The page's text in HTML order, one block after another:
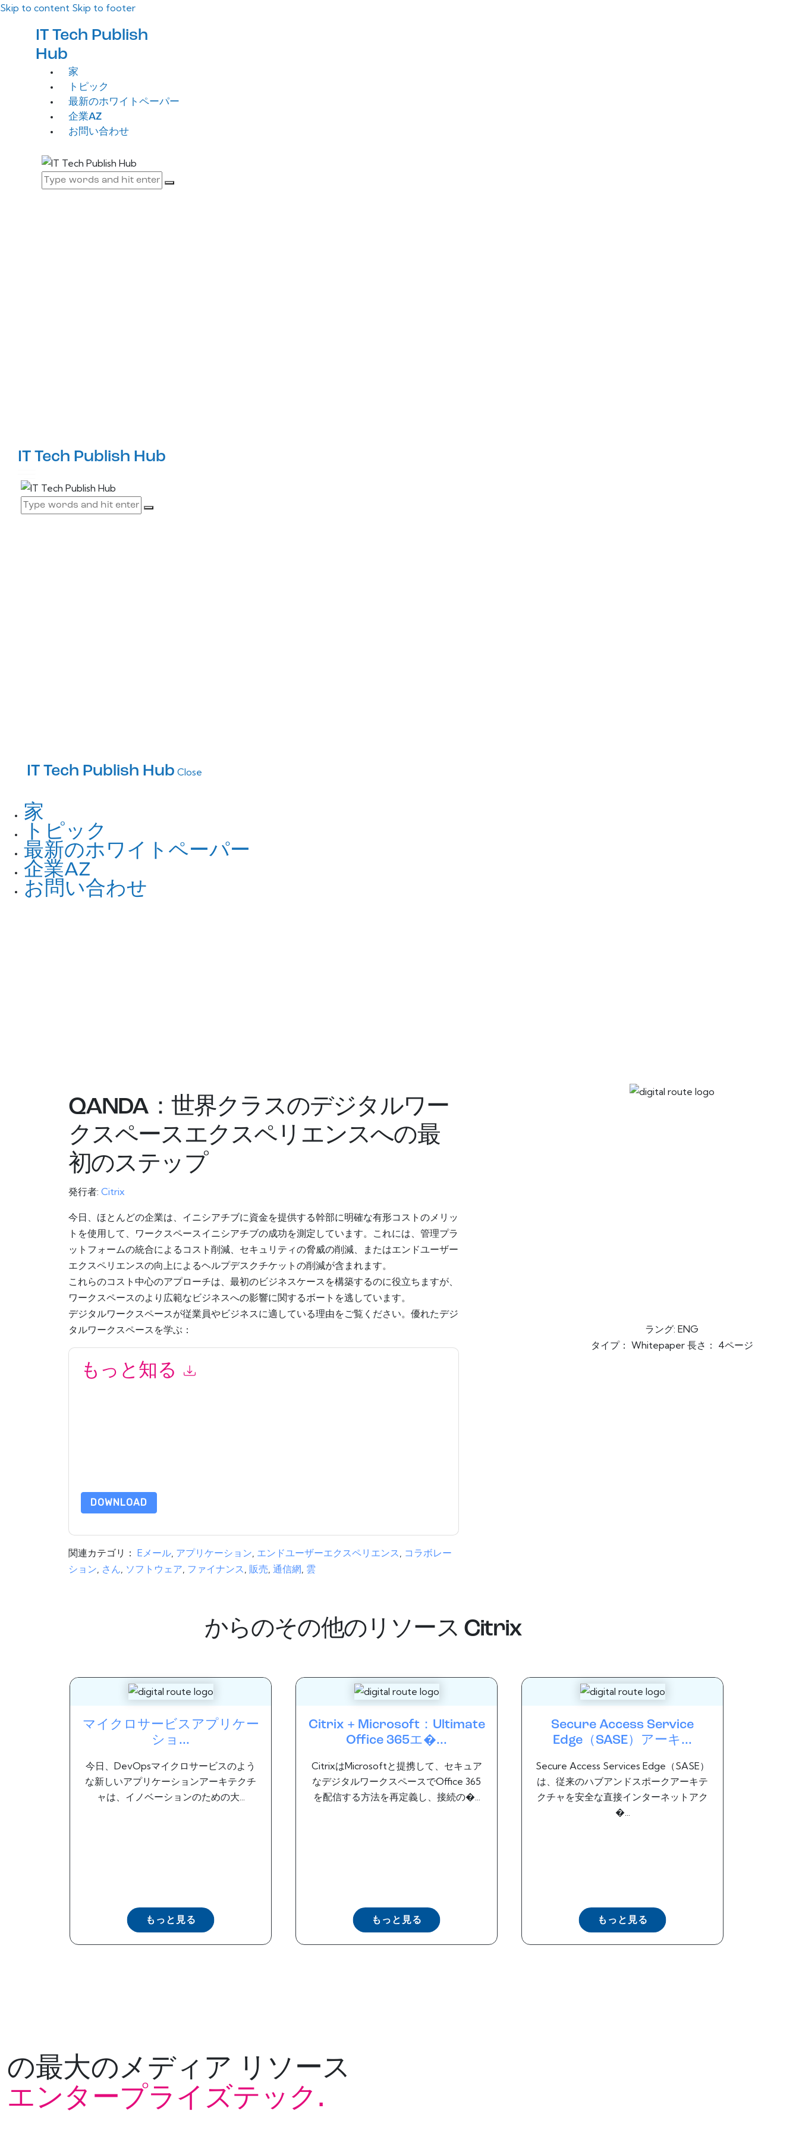
Skip to content Skip to footer
IT Tech Publish
Hub
家
トピック
最新のホワイトペーパー
企業AZ
お問い合わせ
IT Tech Publish Hub
IT Tech Publish Hub Close
家
トピック
最新のホワイトペーパー
企業AZ
お問い合わせ
QANDA：世界クラスのデジタルワー
クスペースエクスペリエンスへの最
初のステップ
発行者: Citrix
今日、ほとんどの企業は、イニシアチブに資金を提供する幹部に明確な有形コストのメリッ
トを使用して、ワークスペースイニシアチブの成功を測定しています。これには、管理プラ
ットフォームの統合によるコスト削減、セキュリティの脅威の削減、またはエンドユーザー
エクスペリエンスの向上によるヘルプデスクチケットの削減が含まれます。
これらのコスト中心のアプローチは、最初のビジネスケースを構築するのに役立ちますが、
ワークスペースのより広範なビジネスへの影響に関するボートを逃しています。
デジタルワークスペースが従業員やビジネスに適している理由をご覧ください。優れたデジ
タルワークスペースを学ぶ：
もっと知る
DOWNLOAD
関連カテゴリ： Eメール, アプリケーション, エンドユーザーエクスペリエンス, コラボレー
ション, さん, ソフトウェア, ファイナンス, 販売, 通信網, 雲
ラング: ENG
タイプ： Whitepaper 長さ： 4ページ
からのその他のリソース Citrix
マイクロサービスアプリケー
ショ...
今日、DevOpsマイクロサービスのよう
な新しいアプリケーションアーキテクチ
ャは、イノベーションのための大...
もっと見る
Citrix + Microsoft：Ultimate
Office 365エ�...
CitrixはMicrosoftと提携して、セキュア
なデジタルワークスペースでOffice 365
を配信する方法を再定義し、接続の�...
もっと見る
Secure Access Service
Edge（SASE）アーキ...
Secure Access Services Edge（SASE）
は、従来のハブアンドスポークアーキテ
クチャを安全な直接インターネットアク
�...
もっと見る
の最大のメディア リソース
エンタープライズテック.